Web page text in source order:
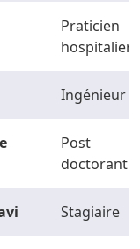
Praticien
hospitalier
Ingénieur
Post
doctorant
Stagiaire